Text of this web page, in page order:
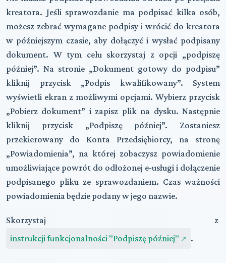
kreatora. Jeśli sprawozdanie ma podpisać kilka osób,
możesz zebrać wymagane podpisy i wrócić do kreatora
w późniejszym czasie, aby dołączyć i wysłać podpisany
dokument. W tym celu skorzystaj z opcji „podpiszę
później”. Na stronie „Dokument gotowy do podpisu”
kliknij przycisk „Podpis kwalifikowany”. System
wyświetli ekran z możliwymi opcjami. Wybierz przycisk
„Pobierz dokument” i zapisz plik na dysku. Następnie
kliknij przycisk „Podpiszę później”. Zostaniesz
przekierowany do Konta Przedsiębiorcy, na stronę
„Powiadomienia”, na której zobaczysz powiadomienie
umożliwiające powrót do odłożonej e-usługi i dołączenie
podpisanego pliku ze sprawozdaniem. Czas ważności
powiadomienia będzie podany w jego nazwie.
Skorzystaj z
instrukcji funkcjonalności "Podpiszę później"
.